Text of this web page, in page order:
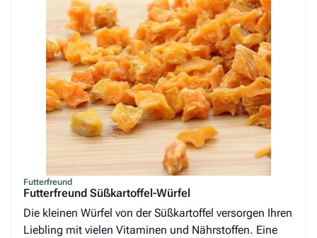
Futterfreund
Futterfreund Süßkartoffel-Würfel
Die kleinen Würfel von der Süßkartoffel versorgen Ihren
Liebling mit vielen Vitaminen und Nährstoffen. Eine